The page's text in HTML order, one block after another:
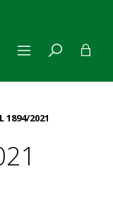
1894/2021